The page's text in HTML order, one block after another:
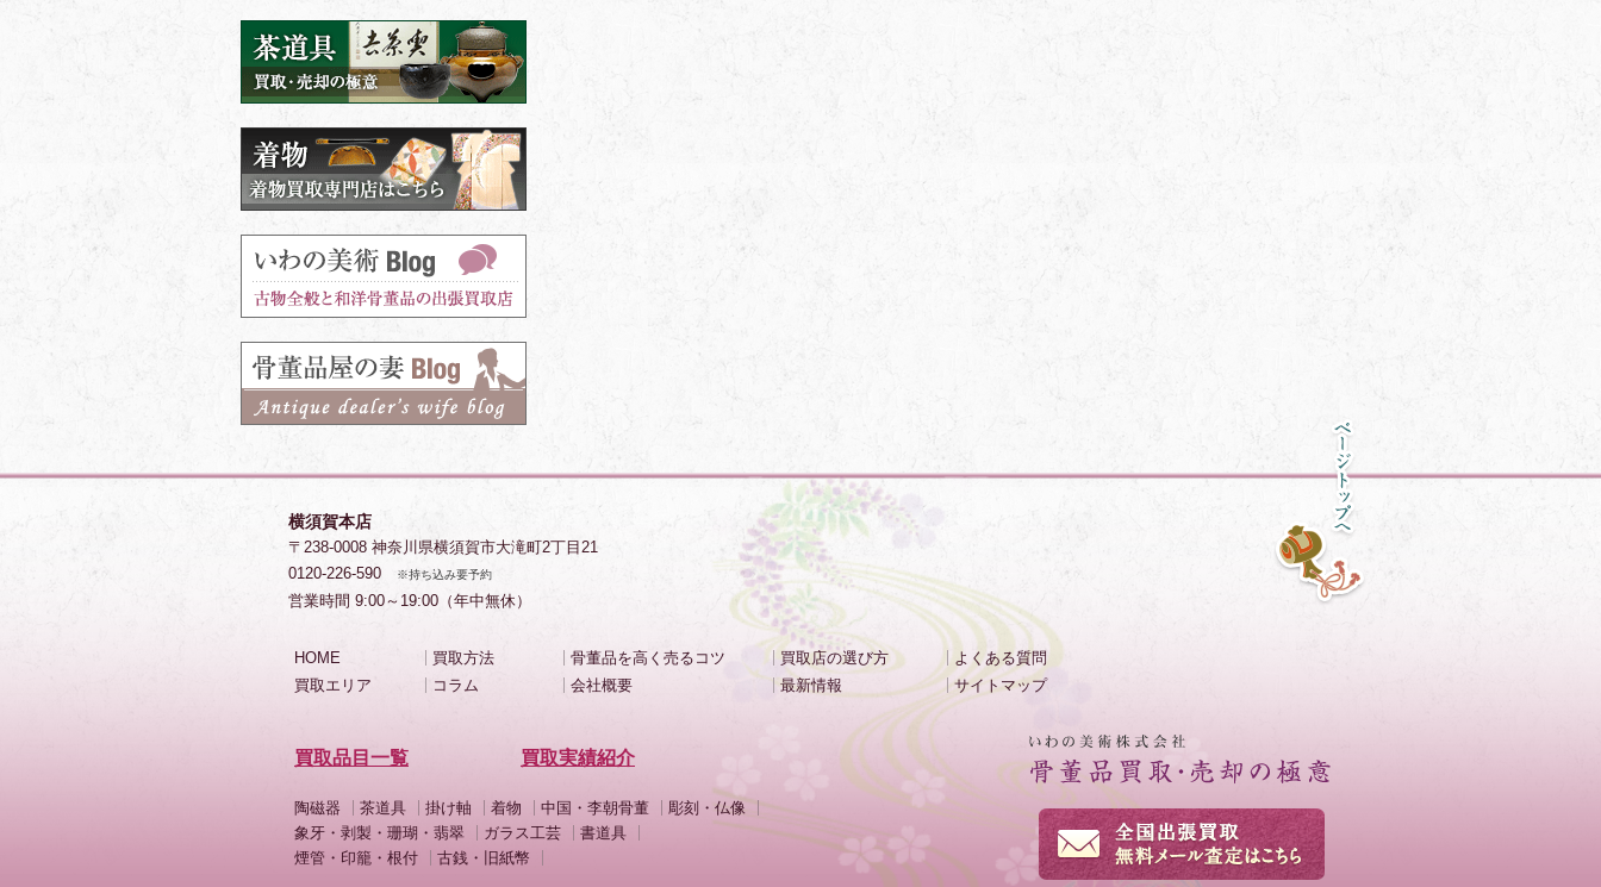
横須賀本店
〒238-0008 神奈川県横須賀市大滝町2丁目21
0120-226-590
※持ち込み要予約
営業時間 9:00～19:00（年中無休）
HOME 買取方法 骨董品を高く売るコツ 買取店の選び方
よくある質問
買取エリア
コラム 会社概要 最新情報 サイトマップ
買取品目一覧 買取実績紹介
陶磁器 茶道具 掛け軸 着物 中国・李朝骨董
彫刻・仏像
象牙・剥製・珊瑚・翡翠
ガラス工芸
書道具
煙管・印籠・根付
古銭・旧紙幣